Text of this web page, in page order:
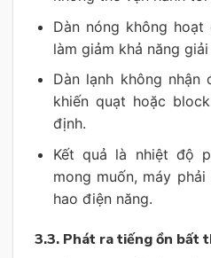
Dàn nóng không
làm giảm khả năng
Dàn lạnh không nhận
khiến quạt hoặc
định.
Kết quả là nhiệt độ
mong muốn, máy
hao điện năng.
3.3. Phát ra tiếng ồn bất